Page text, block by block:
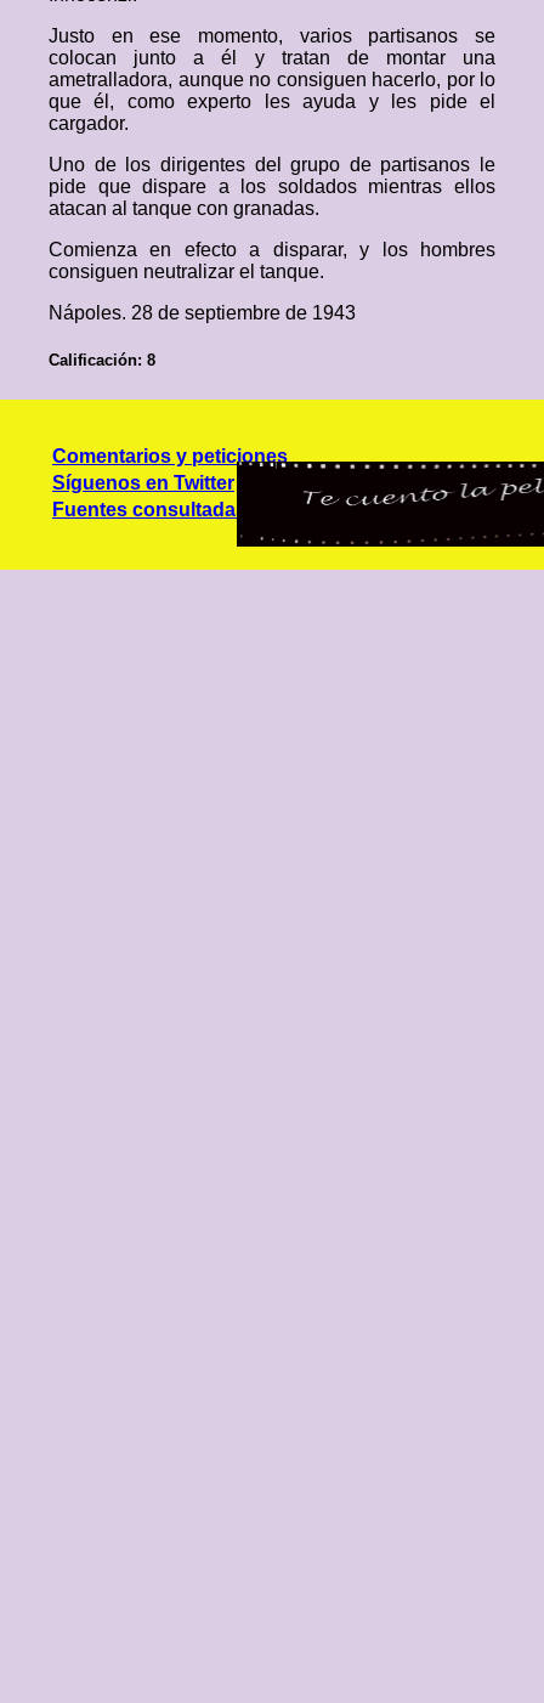
Justo en ese momento, varios partisanos se
colocan junto a él y tratan de montar una
ametralladora, aunque no consiguen hacerlo, por lo
que él, como experto les ayuda y les pide el
cargador.
Uno de los dirigentes del grupo de partisanos le
pide que dispare a los soldados mientras ellos
atacan al tanque con granadas.
Comienza en efecto a disparar, y los hombres
consiguen neutralizar el tanque.
Nápoles. 28 de septiembre de 1943
Calificación: 8
Comentarios y peticiones
Síguenos en Twitter
Fuentes consultadas